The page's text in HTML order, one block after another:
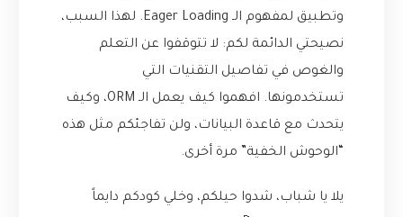
وتطبيق لمفهوم الـ Eager Loading. لهذا السبب،
نصيحتي الدائمة لكم: لا تتوقفوا عن التعلم
والغوص في تفاصيل التقنيات التي
تستخدمونها. افهموا كيف يعمل الـ ORM، وكيف
يتحدث مع قاعدة البيانات، ولن تفاجئكم مثل هذه
“الوحوش الخفية” مرة أخرى.
يلا يا شباب، شدوا حيلكم، وخلي كودكم دايماً